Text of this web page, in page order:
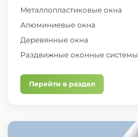
Металлопластиковые окна
Алюминиевые окна
Деревянные окна
Раздвижные оконные системы
Перейти в раздел